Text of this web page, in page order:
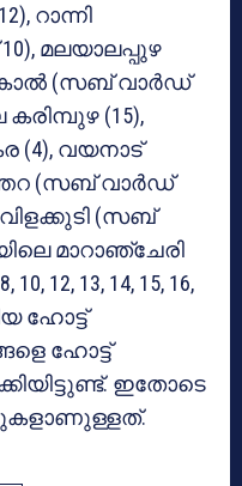
റാന്നി
മലയാലപ്പുഴ
(സബ് വാര്‍ഡ്
കരിമ്പുഴ (15),
(4), വയനാട്
(സബ് വാര്‍ഡ്
(സബ്
മാറാഞ്ചേരി
12, 13, 14, 15, 16,
ഹോട്ട്
ഹോട്ട്
ഇതോടെ